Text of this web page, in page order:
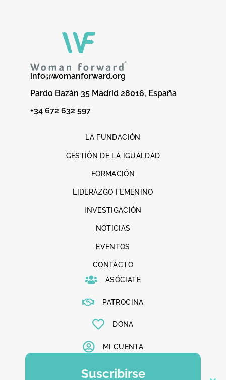
info@womanforward.org
Pardo Bazán 35 Madrid 28016, España
+34 672 632 597
LA FUNDACIÓN
GESTIÓN DE LA IGUALDAD
FORMACIÓN
LIDERAZGO FEMENINO
INVESTIGACIÓN
NOTICIAS
EVENTOS
CONTACTO
ASÓCIATE
PATROCINA
DONA
MI CUENTA
Suscribirse